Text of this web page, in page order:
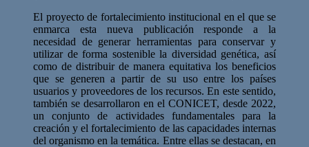
El proyecto de fortalecimiento institucional en el que se
enmarca esta nueva publicación responde a la
necesidad de generar herramientas para conservar y
utilizar de forma sostenible la diversidad genética, así
como de distribuir de manera equitativa los beneficios
que se generen a partir de su uso entre los países
usuarios y proveedores de los recursos. En este sentido,
también se desarrollaron en el CONICET, desde 2022,
un conjunto de actividades fundamentales para la
creación y el fortalecimiento de las capacidades internas
del organismo en la temática. Entre ellas se destacan, en